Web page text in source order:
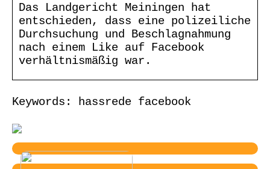
Das Landgericht Meiningen hat
entschieden, dass eine polizeiliche
Durchsuchung und Beschlagnahmung
nach einem Like auf Facebook
verhältnismäßig war.
Keywords: hassrede facebook